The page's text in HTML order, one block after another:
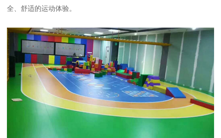
全、舒适的运动体验。